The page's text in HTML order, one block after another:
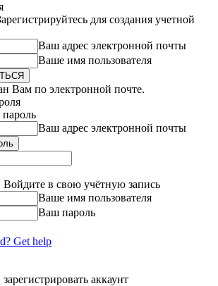
для создания учетной
Ваш адрес электронной почты
Ваше имя пользователя
Вам по электронной почте.
Ваш адрес электронной почты
в свою учётную запись
Ваше имя пользователя
Ваш пароль
Get help
аккаунт